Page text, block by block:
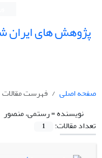
پژوهش های ایران
صفحه اصلی
فهرست مقالات
نویسنده =رستمی، منصور
تعداد مقالات:
1